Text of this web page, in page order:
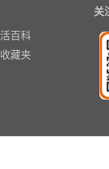
百科
藏夹
关